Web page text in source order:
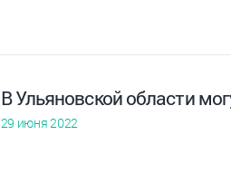
В Ульяновской области
29 июня 2022